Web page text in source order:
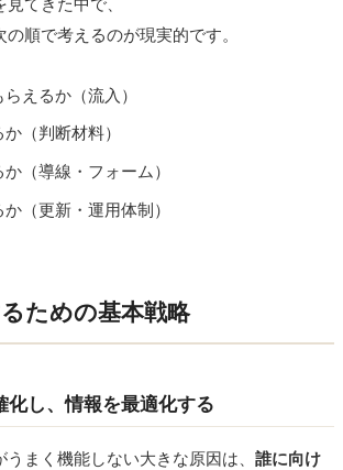
てきた中で、
順で考えるのが現実的です。
えるか（流入）
（判断材料）
（導線・フォーム）
（更新・運用体制）
ための基本戦略
化し、情報を最適化する
まく機能しない大きな原因は、 誰に向け